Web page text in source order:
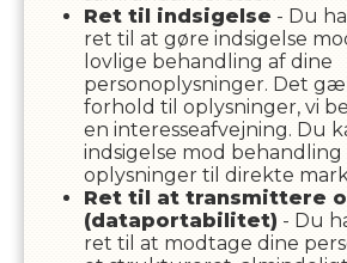
Ret til indsigelse - Du
ret til at gøre indsigelse
lovlige behandling af dine
personoplysninger. Det
forhold til oplysninger, vi
en interesseafvejning. Du
indsigelse mod behandling
oplysninger til direkte
Ret til at transmittere
(dataportabilitet) - Du
ret til at modtage dine